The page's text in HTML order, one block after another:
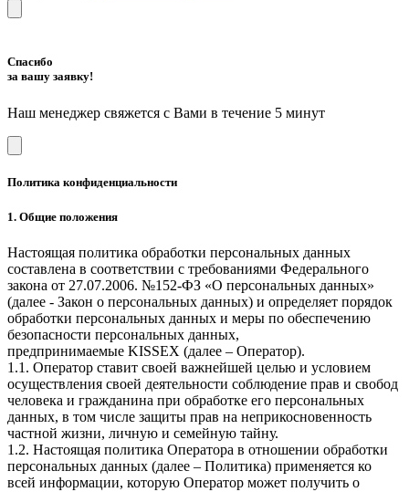
Спасибо
за вашу заявку!
Наш менеджер свяжется с Вами в течение 5 минут
Политика конфиденциальности
1. Общие положения
Настоящая политика обработки персональных данных
составлена в соответствии с требованиями Федерального
закона от 27.07.2006. №152-ФЗ «О персональных данных»
(далее - Закон о персональных данных) и определяет порядок
обработки персональных данных и меры по обеспечению
безопасности персональных данных,
предпринимаемые KISSEX (далее – Оператор).
1.1. Оператор ставит своей важнейшей целью и условием
осуществления своей деятельности соблюдение прав и свобод
человека и гражданина при обработке его персональных
данных, в том числе защиты прав на неприкосновенность
частной жизни, личную и семейную тайну.
1.2. Настоящая политика Оператора в отношении обработки
персональных данных (далее – Политика) применяется ко
всей информации, которую Оператор может получить о